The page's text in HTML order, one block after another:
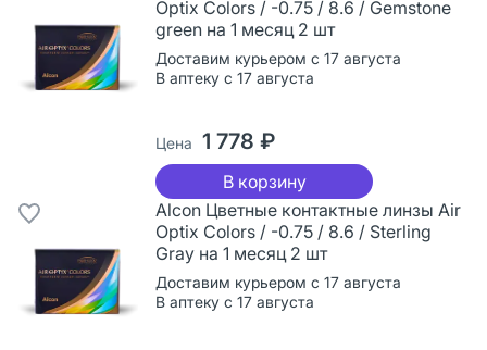
Optix Colors / -0.75 / 8.6 / Gemstone
green на 1 месяц 2 шт
Доставим курьером с 17 августа
В аптеку с 17 августа
Цена 1 778 ₽
В корзину
Alcon Цветные контактные линзы Air
Optix Colors / -0.75 / 8.6 / Sterling
Gray на 1 месяц 2 шт
Доставим курьером с 17 августа
В аптеку с 17 августа